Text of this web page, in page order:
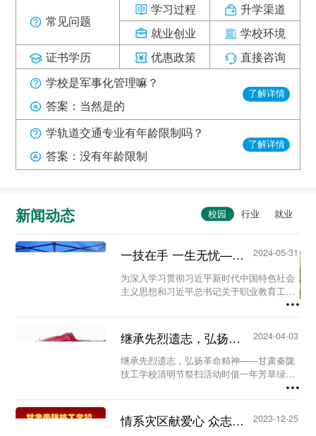
常见问题
学习过程
就业创业
升学渠道
学校环境
证书学历
优惠政策
直接咨询
学校是军事化管理嘛？
答案：当然是的
了解详情
学轨道交通专业有年龄限制吗？
答案：没有年龄限制
了解详情
新闻动态
一技在手 一生无忧——甘肃秦陇技工学校职教活动周系列活动...
2024-05-31
为深入学习贯彻习近平新时代中国特色社会
主义思想和习近平总书记关于职业教育工作
的重要指示精神及全国职业教育大会精神，
人人享有技能的校园氛围。5月23日至29
日，我校...
继承先烈遗志，弘扬革命精神-甘肃秦陇技工学校清明节祭扫活动...
2024-04-03
继承先烈遗志，弘扬革命精神——甘肃秦陇
技工学校清明节祭扫活动时值一年芳草绿，
又是一年清明时。为缅怀革命先烈、铭记历
烈精神，在党支部及校团委的组织领导下，
我校于20...
情系灾区献爱心 众志成城渡难关...
2023-12-25